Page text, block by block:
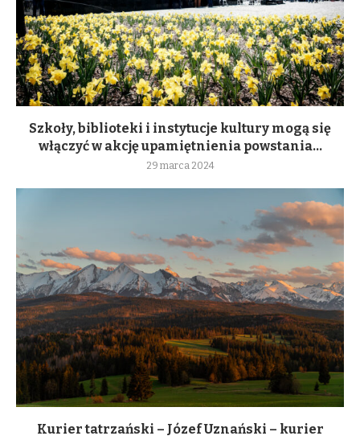
Szkoły, biblioteki i instytucje kultury mogą się
włączyć w akcję upamiętnienia powstania...
29 marca 2024
Kurier tatrzański – Józef Uznański – kurier